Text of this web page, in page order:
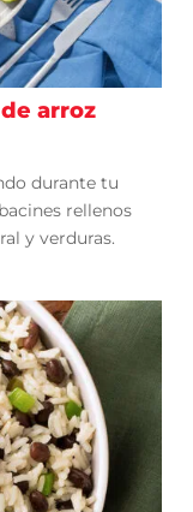
arroz
durante tu
rellenos
y verduras.